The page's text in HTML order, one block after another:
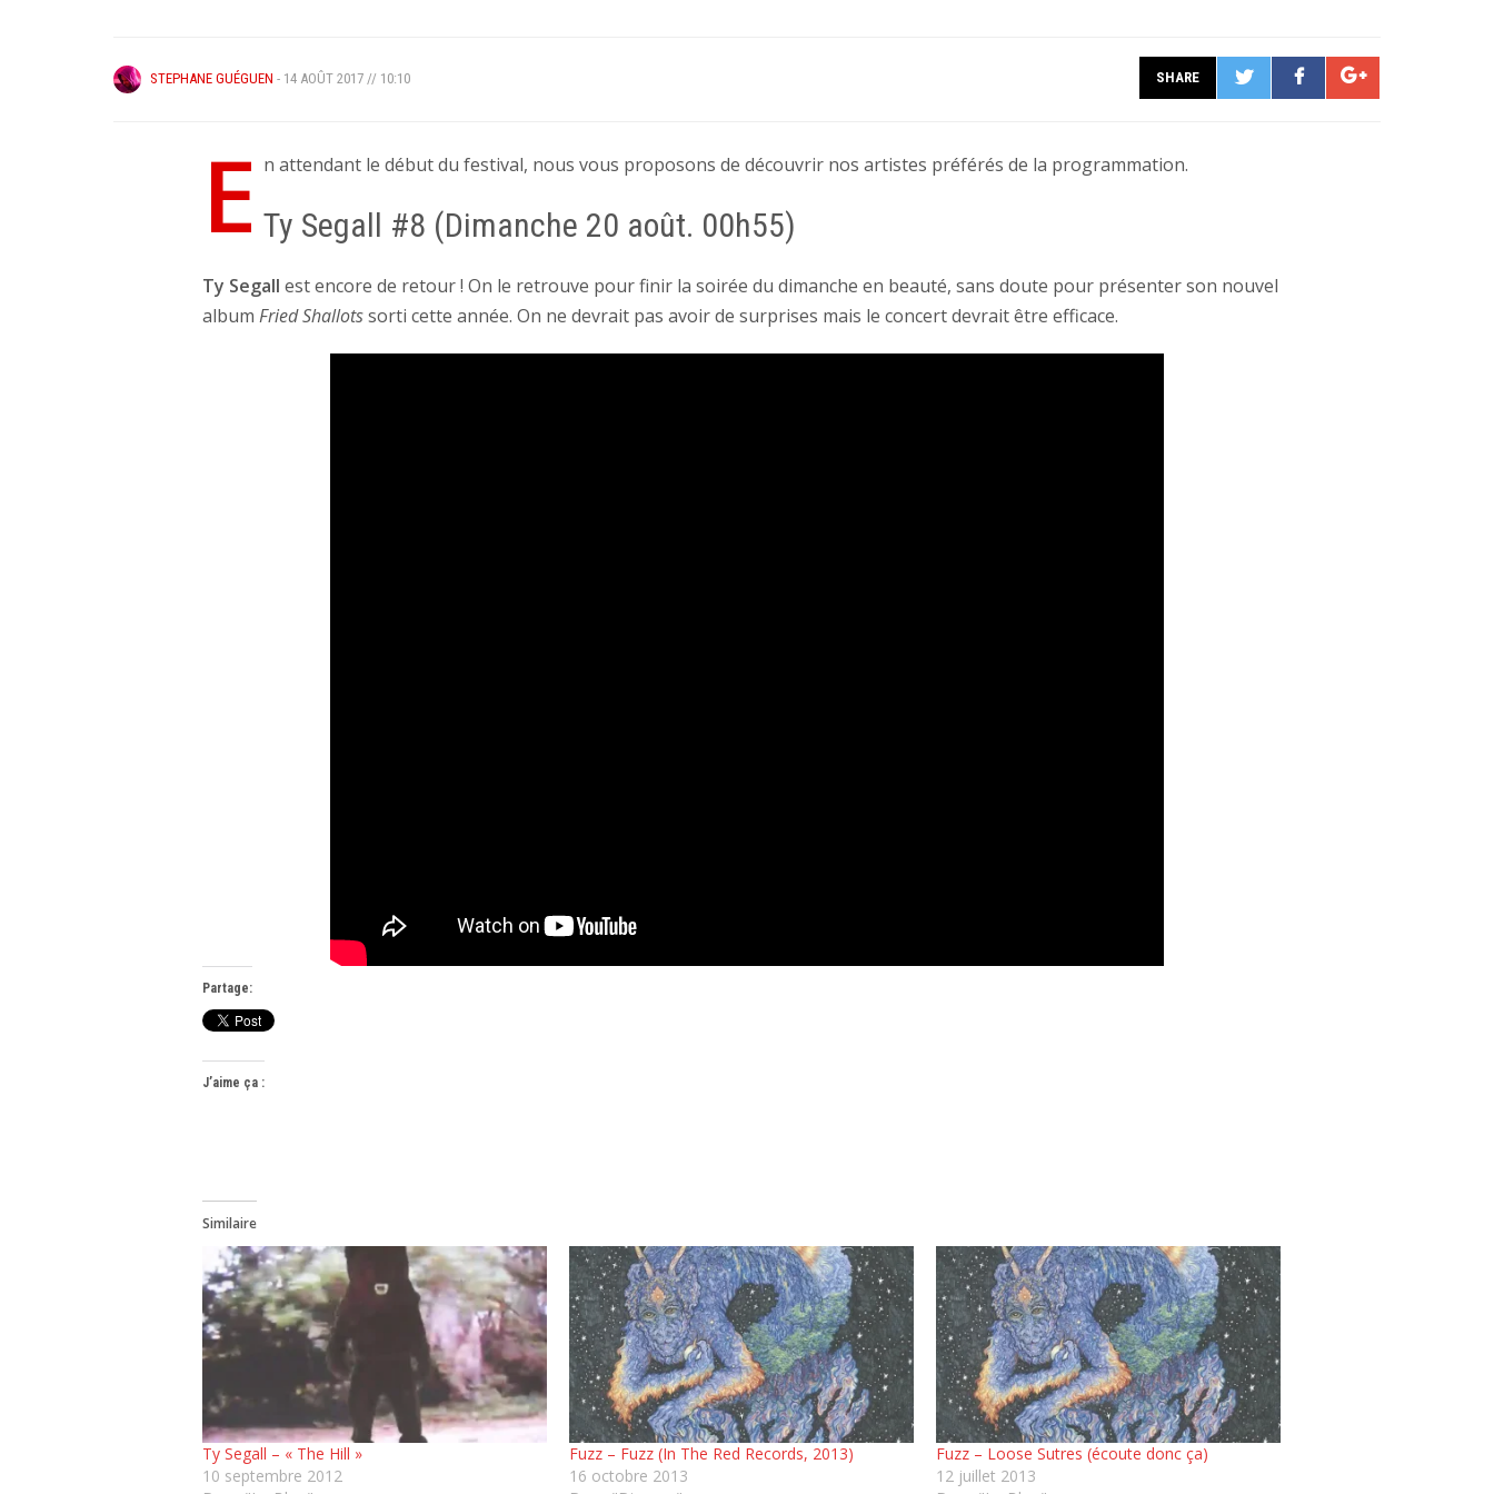
STEPHANE GUÉGUEN - 14 AOÛT 2017 // 10:10 SHARE
Tweet Share
E n attendant le début du festival, nous vous proposons de découvrir nos artistes préférés de la programmation.
Ty Segall #8 (Dimanche 20 août. 00h55)
Ty Segall est encore de retour ! On le retrouve pour finir la soirée du dimanche en beauté, sans doute pour présenter son nouvel
album Fried Shallotssorti cette année. On ne devrait pas avoir de surprises mais le concert devrait être efficace.
Partage:
J’aime ça :
Similaire
Ty Segall – « The Hill »
10 septembre 2012
Fuzz – Fuzz (In The Red Records, 2013)
16 octobre 2013
Fuzz – Loose Sutres (écoute donc ça)
12 juillet 2013